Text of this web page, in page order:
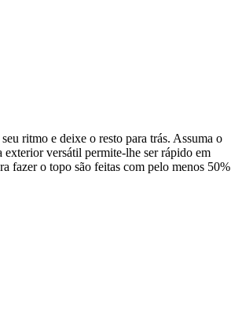
ritmo e deixe o resto para trás. Assuma o
exterior versátil permite-lhe ser rápido em
fazer o topo são feitas com pelo menos 50%